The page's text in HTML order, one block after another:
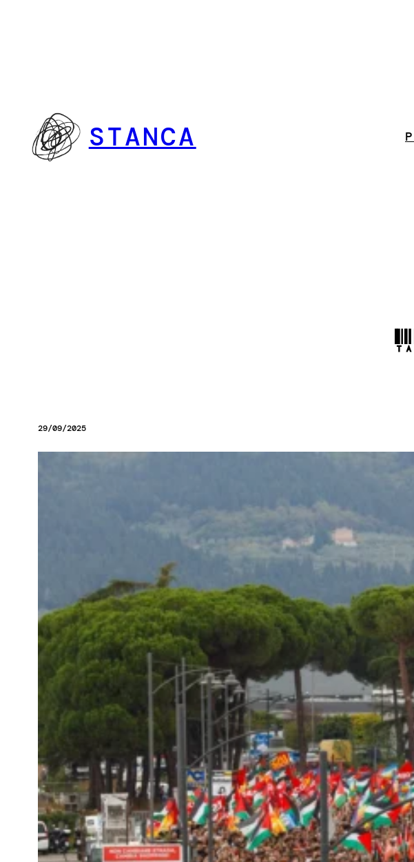
STANCA
29/09/2025